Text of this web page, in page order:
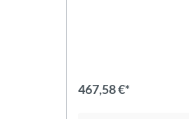
467,58 €*